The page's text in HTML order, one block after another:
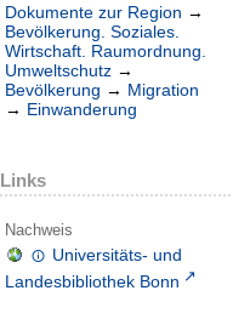
Dokumente zur Region →
Bevölkerung. Soziales.
Wirtschaft. Raumordnung.
Umweltschutz →
Bevölkerung → Migration
→ Einwanderung
Links
Nachweis
Universitäts- und
Landesbibliothek Bonn